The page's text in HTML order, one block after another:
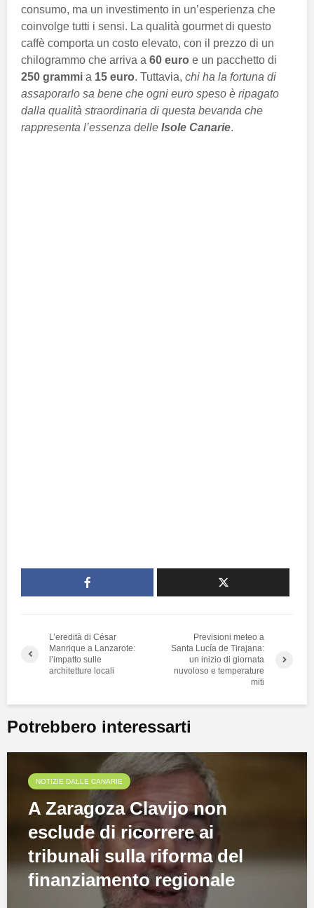
consumo, ma un investimento in un’esperienza che
coinvolge tutti i sensi. La qualità gourmet di questo
caffè comporta un costo elevato, con il prezzo di un
chilogrammo che arriva a 60 euro e un pacchetto di
250 grammi a 15 euro. Tuttavia, chi ha la fortuna di
assaporarlo sa bene che ogni euro speso è ripagato
dalla qualità straordinaria di questa bevanda che
rappresenta l’essenza delle Isole Canarie.
L’eredità di César
Manrique a Lanzarote:
l’impatto sulle
architetture locali
Previsioni meteo a
Santa Lucía de Tirajana:
un inizio di giornata
nuvoloso e temperature
miti
Potrebbero interessarti
NOTIZIE DALLE CANARIE
A Zaragoza Clavijo non
esclude di ricorrere ai
tribunali sulla riforma del
finanziamento regionale